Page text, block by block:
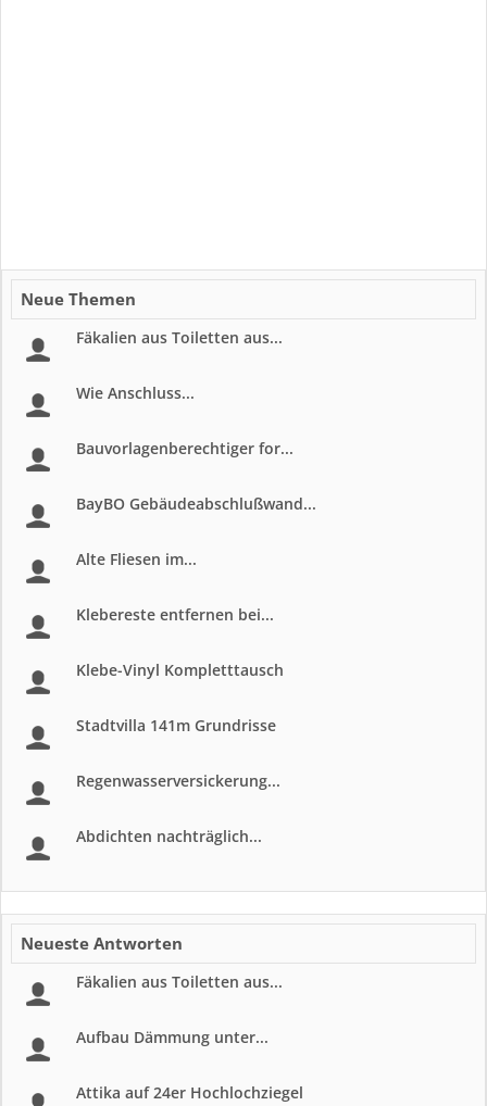
Neue Themen
Fäkalien aus Toiletten aus...
Wie Anschluss...
Bauvorlagenberechtiger for...
BayBO Gebäudeabschlußwand...
Alte Fliesen im...
Klebereste entfernen bei...
Klebe-Vinyl Kompletttausch
Stadtvilla 141m Grundrisse
Regenwasserversickerung...
Abdichten nachträglich...
Neueste Antworten
Fäkalien aus Toiletten aus...
Aufbau Dämmung unter...
Attika auf 24er Hochlochziegel